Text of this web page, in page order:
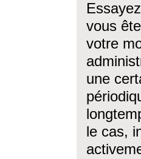
vous
votre
une
le cas,